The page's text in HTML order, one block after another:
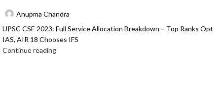
Anupma Chandra
UPSC CSE 2023: Full Service Allocation Breakdown – Top Ranks Opt
IAS, AIR 18 Chooses IFS
Continue reading